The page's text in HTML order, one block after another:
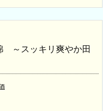
～スッキリ爽やか田